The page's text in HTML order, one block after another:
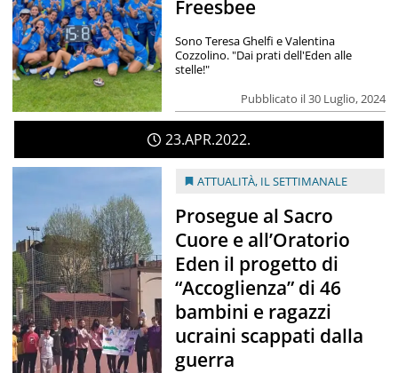
Freesbee
Pubblicato il 30 Luglio, 2024
Sono Teresa Ghelfi e Valentina
Cozzolino. "Dai prati dell'Eden alle
stelle!"
23APR2022
ATTUALITÀ, IL SETTIMANALE
Prosegue al Sacro
Cuore e all’Oratorio
Eden il progetto di
“Accoglienza” di 46
bambini e ragazzi
ucraini scappati dalla
guerra